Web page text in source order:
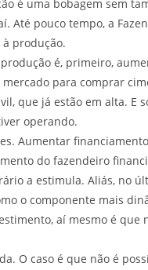
é uma bobagem sem
Até pouco tempo, a
produção.
é, primeiro,
para comprar
que já estão em alta. E
operando.
Aumentar
do fazendeiro
a estimula. Aliás, no
o componente mais
aí mesmo é
O caso é que não é